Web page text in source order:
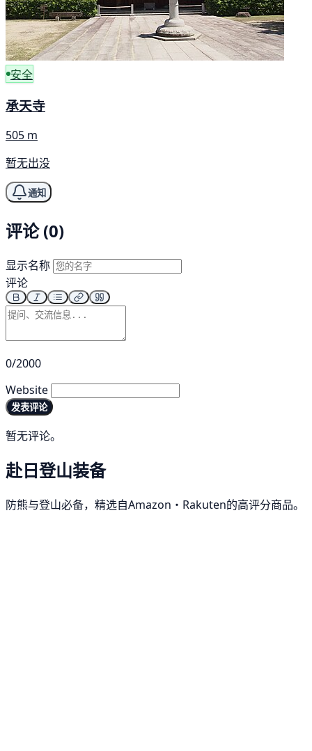
安全
承天寺
505 m
暂无出没
通知
评论 (0)
显示名称
评论
0/2000
Website
发表评论
暂无评论。
赴日登山装备
防熊与登山必备，精选自Amazon・Rakuten的高评分商品。